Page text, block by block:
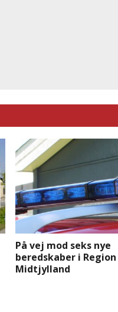
På vej mod seks nye
beredskaber i Region
Midtjylland